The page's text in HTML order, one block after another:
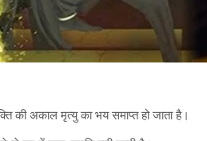
की अकाल मृत्यु का भय समाप्त हो जाता है।